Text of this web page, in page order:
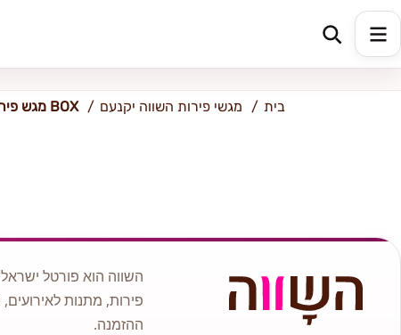
כתובת למשלוח
בית מגשי פירות השווה יקנעם מגש פירות BOX
השווה הוא פורטל
פירות, מתנות
ההזמנה.